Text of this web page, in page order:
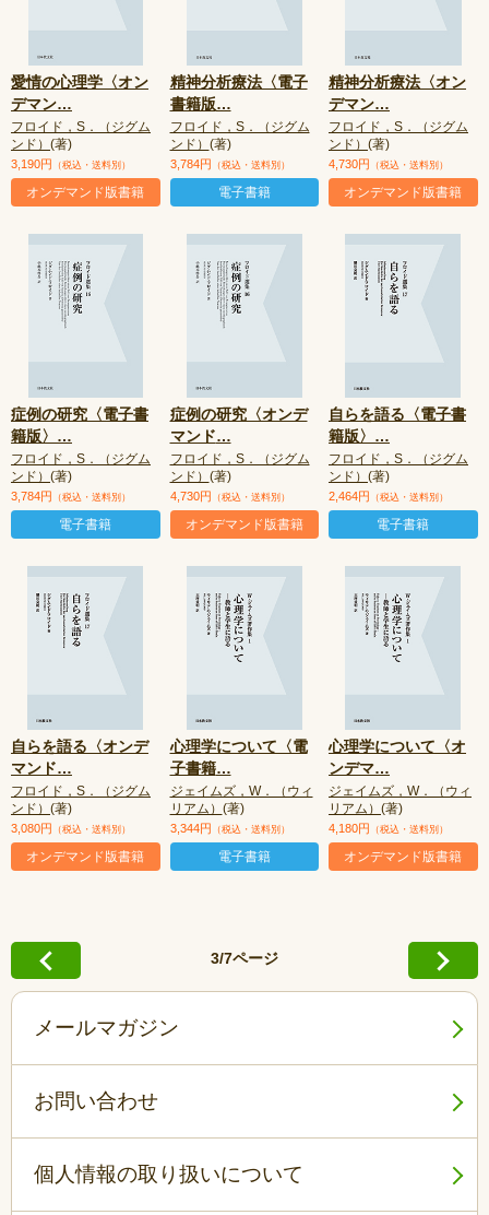
愛情の心理学〈オン
デマン…
フロイド，S．（ジグム
ンド） (著)
3,190円 （税込・送料別）
オンデマンド版書籍
精神分析療法〈電子
書籍版…
フロイド，S．（ジグム
ンド） (著)
3,784円 （税込・送料別）
電子書籍
精神分析療法〈オン
デマン…
フロイド，S．（ジグム
ンド） (著)
4,730円 （税込・送料別）
オンデマンド版書籍
症例の研究〈電子書
籍版〉 …
フロイド，S．（ジグム
ンド） (著)
3,784円 （税込・送料別）
電子書籍
症例の研究〈オンデ
マンド…
フロイド，S．（ジグム
ンド） (著)
4,730円 （税込・送料別）
オンデマンド版書籍
自らを語る〈電子書
籍版〉 …
フロイド，S．（ジグム
ンド） (著)
2,464円 （税込・送料別）
電子書籍
自らを語る〈オンデ
マンド…
フロイド，S．（ジグム
ンド） (著)
3,080円 （税込・送料別）
オンデマンド版書籍
心理学について〈電
子書籍…
ジェイムズ，W．（ウィ
リアム） (著)
3,344円 （税込・送料別）
電子書籍
心理学について〈オ
ンデマ…
ジェイムズ，W．（ウィ
リアム） (著)
4,180円 （税込・送料別）
オンデマンド版書籍
3/7ページ
メールマガジン
お問い合わせ
個人情報の取り扱いについて